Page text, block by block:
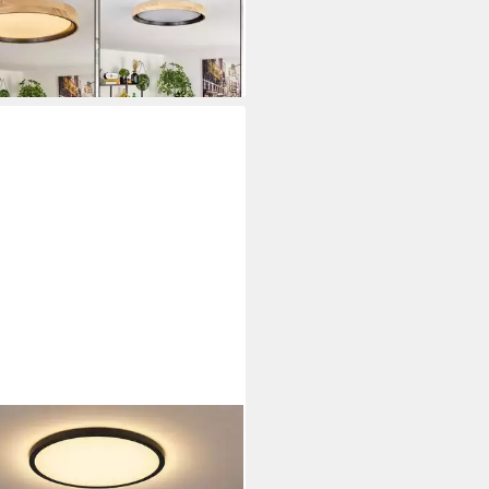
Schirm (40cm), 1-flammig
€ UVP64,90 €
- in 2-3 Werktagen bei dir
LIGHTING
Deckenleuchte, LED-
fest verbaut,